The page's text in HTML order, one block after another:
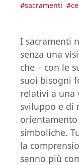
#sacramenti #
I sacramenti
senza una
che – con le
suoi bisogni
relativi a una
sviluppo e di
simboliche.
la
sanno più